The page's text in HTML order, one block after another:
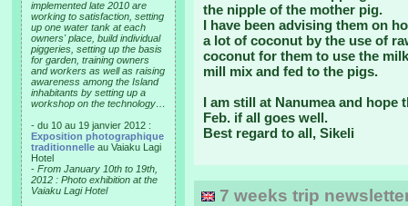
implemented late 2010 are
working to satisfaction, setting
up one water tank at each
owners' place, build individual
piggeries, setting up the basis
for garden, training owners
and workers as well as raising
awareness among the Island
inhabitants by setting up a
workshop on the technology…
- du 10 au 19 janvier 2012 :
Exposition photographique
traditionnelle au Vaiaku Lagi
Hotel
- From January 10th to 19th,
2012 : Photo exhibition at the
Vaiaku Lagi Hotel
the nipple of the mother pig.
I have been advising them on
a lot of coconut by the use of
coconut for them to use the
mill mix and fed to the pigs.
I am still at Nanumea and hope
Feb. if all goes well.
Best regard to all, Sikeli
7 weeks trip